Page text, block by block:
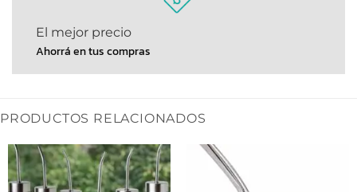
El mejor precio
Ahorrá en tus compras
PRODUCTOS RELACIONADOS